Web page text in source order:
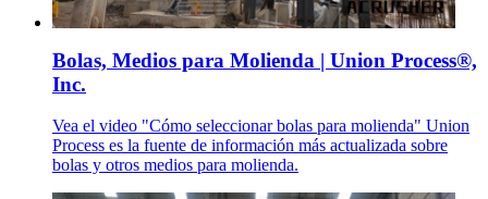
Bolas, Medios para Molienda | Union Process®,
Inc.
Vea el video "Cómo seleccionar bolas para molienda" Union
Process es la fuente de información más actualizada sobre
bolas y otros medios para molienda.